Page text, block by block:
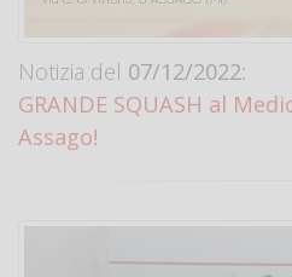
Notizia del 07/12/2022:
GRANDE SQUASH al
Assago!